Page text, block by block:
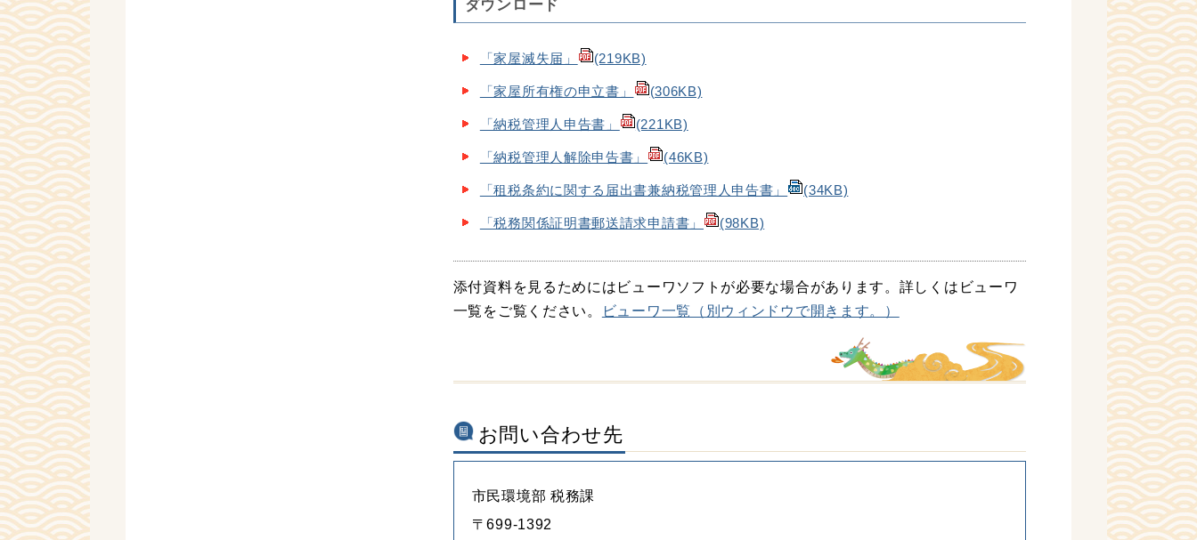
ダウンロード
「家屋滅失届」 (219KB)
「家屋所有権の申立書」 (306KB)
「納税管理人申告書」 (221KB)
「納税管理人解除申告書」 (46KB)
「租税条約に関する届出書兼納税管理人申告書」 (34KB)
「税務関係証明書郵送請求申請書」 (98KB)
添付資料を見るためにはビューワソフトが必要な場合があります。詳しくはビューワ
一覧をご覧ください。
ビューワ一覧（別ウィンドウで開きます。）
お問い合わせ先
市民環境部 税務課
〒699-1392